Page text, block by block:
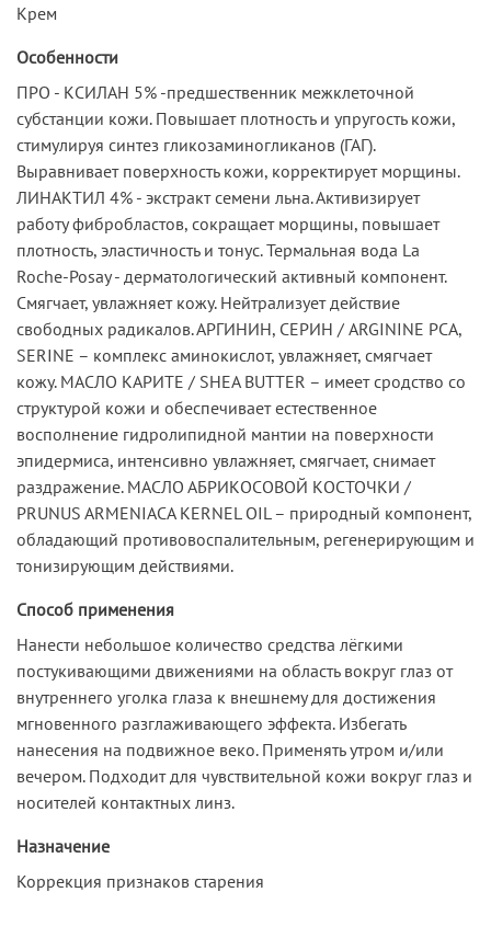
Крем
Особенности
ПРО - КСИЛАН 5% -предшественник межклеточной
субстанции кожи. Повышает плотность и упругость кожи,
стимулируя синтез гликозаминогликанов (ГАГ).
Выравнивает поверхность кожи, корректирует морщины.
ЛИНАКТИЛ 4% - экстракт семени льна. Активизирует
работу фибробластов, сокращает морщины, повышает
плотность, эластичность и тонус. Термальная вода La
Roche-Posay - дерматологический активный компонент.
Смягчает, увлажняет кожу. Нейтрализует действие
свободных радикалов. АРГИНИН, СЕРИН / ARGININE PCA,
SERINE – комплекс аминокислот, увлажняет, смягчает
кожу. МАСЛО КАРИТЕ / SHEA BUTTER – имеет сродство со
структурой кожи и обеспечивает естественное
восполнение гидролипидной мантии на поверхности
эпидермиса, интенсивно увлажняет, смягчает, снимает
раздражение. МАСЛО АБРИКОСОВОЙ КОСТОЧКИ /
PRUNUS ARMENIACA KERNEL OIL – природный компонент,
обладающий противовоспалительным, регенерирующим и
тонизирующим действиями.
Способ применения
Нанести небольшое количество средства лёгкими
постукивающими движениями на область вокруг глаз от
внутреннего уголка глаза к внешнему для достижения
мгновенного разглаживающего эффекта. Избегать
нанесения на подвижное веко. Применять утром и/или
вечером. Подходит для чувствительной кожи вокруг глаз и
носителей контактных линз.
Назначение
Коррекция признаков старения